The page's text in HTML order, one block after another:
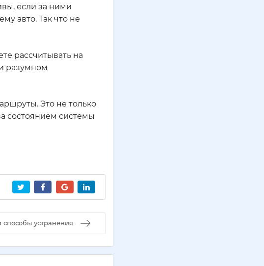
если за ними
авто. Так что не
рассчитывать на
разумном
Это не только
состоянием системы
устранения